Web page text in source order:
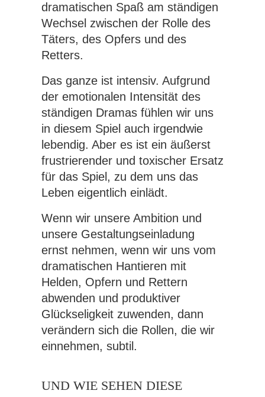
dramatischen Spaß am ständigen
Wechsel zwischen der Rolle des
Täters, des Opfers und des
Retters.
Das ganze ist intensiv. Aufgrund
der emotionalen Intensität des
ständigen Dramas fühlen wir uns
in diesem Spiel auch irgendwie
lebendig. Aber es ist ein äußerst
frustrierender und toxischer Ersatz
für das Spiel, zu dem uns das
Leben eigentlich einlädt.
Wenn wir unsere Ambition und
unsere Gestaltungseinladung
ernst nehmen, wenn wir uns vom
dramatischen Hantieren mit
Helden, Opfern und Rettern
abwenden und produktiver
Glückseligkeit zuwenden, dann
verändern sich die Rollen, die wir
einnehmen, subtil.
UND WIE SEHEN DIESE